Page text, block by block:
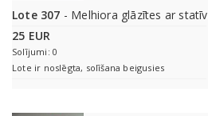
Lote 307 - Melhiora glāzītes ar
25 EUR
Solījumi: 0
Lote ir noslēgta, solīšana beigusies